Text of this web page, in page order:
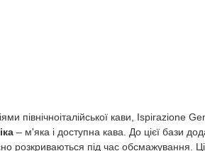
північноіталійської кави, Ispirazione
– м'яка і доступна кава. До цієї бази
розкриваються під час обсмажування.